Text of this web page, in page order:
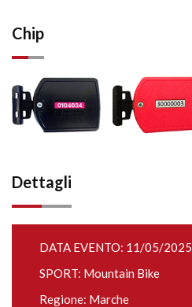
Chip
Dettagli
DATA EVENTO: 11/05/2025
SPORT: Mountain Bike
Regione: Marche